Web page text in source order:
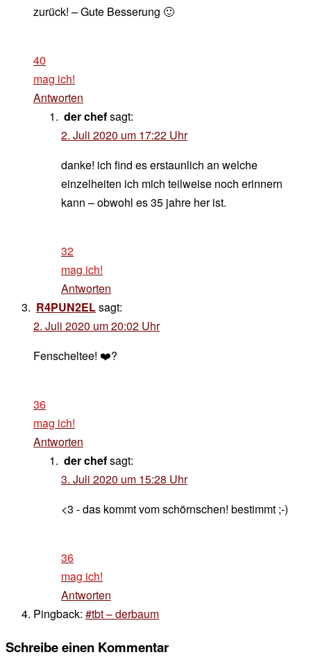
zurück! – Gute Besserung 🙂
40
mag ich!
Antworten
der chefsagt:
2. Juli 2020 um 17:22 Uhr
danke! ich find es erstaunlich an welche
einzelheiten ich mich teilweise noch erinnern
kann – obwohl es 35 jahre her ist.
32
mag ich!
Antworten
R4PUN2ELsagt:
2. Juli 2020 um 20:02 Uhr
Fenscheltee! ❤️?
36
mag ich!
Antworten
der chefsagt:
3. Juli 2020 um 15:28 Uhr
<3 - das kommt vom schörnschen! bestimmt ;-)
36
mag ich!
Antworten
Pingback: #tbt – derbaum
Schreibe einen Kommentar